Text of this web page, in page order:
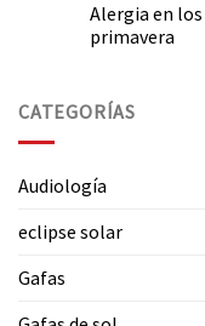
Alergia en
primavera
CATEGORÍAS
Audiología
eclipse solar
Gafas